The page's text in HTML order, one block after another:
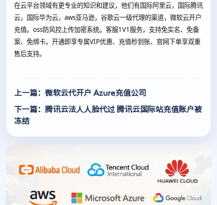
在云平台领域有更专业的知识和建议，他们有国际阿里云，国际腾讯
云，国际华为云，aws亚马逊，谷歌云一级代理的渠道，微软云开户
充值。oss防风控上传加密系统。客服1V1服务，支持免实名、免备
案、免绑卡。开通即享专属VIP优惠、充值秒到账、官网下单享双重
售后支持。
上一篇：微软云代开户 Azure充值公司
下一篇：腾讯云法人人脸代过 腾讯云国际站充值账户被
冻结